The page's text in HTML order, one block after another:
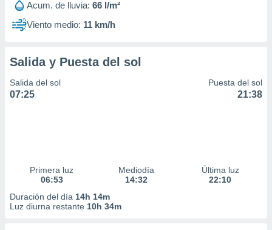
Acum. de lluvia: 66 l/m²
Viento medio: 11 km/h
Salida y Puesta del sol
Salida del sol
07:25
Puesta del sol
21:38
Primera luz
06:53
Mediodía
14:32
Última luz
22:10
Duración del día 14h 14m
Luz diurna restante 10h 34m